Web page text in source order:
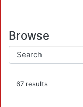
Browse
67 results